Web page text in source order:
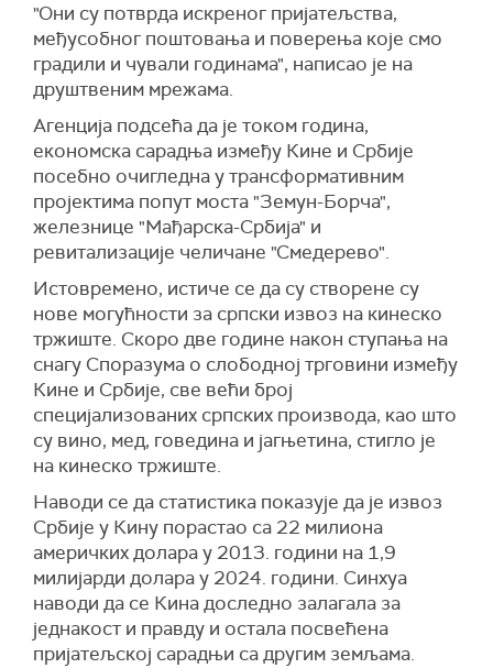
"Они су потврда искреног пријатељства,
међусобног поштовања и поверења које смо
градили и чували годинама", написао је на
друштвеним мрежама.
Агенција подсећа да је током година,
економска сарадња између Кине и Србије
посебно очигледна у трансформативним
пројектима попут моста "Земун-Борча",
железнице "Мађарска-Србија" и
ревитализације челичане "Смедерево".
Истовремено, истиче се да су створене су
нове могућности за српски извоз на кинеско
тржиште. Скоро две године након ступања на
снагу Споразума о слободној трговини између
Кине и Србије, све већи број
специјализованих српских производа, као што
су вино, мед, говедина и јагњетина, стигло је
на кинеско тржиште.
Наводи се да статистика показује да је извоз
Србије у Кину порастао са 22 милиона
америчких долара у 2013. години на 1,9
милијарди долара у 2024. години. Синхуа
наводи да се Кина доследно залагала за
једнакост и правду и остала посвећена
пријатељској сарадњи са другим земљама.